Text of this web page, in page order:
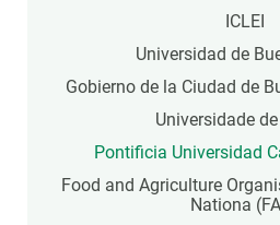
ICLEI
Universidad de
Gobierno de la Ciudad de
Universidade
Pontificia Universidad
Food and Agriculture
Nationa